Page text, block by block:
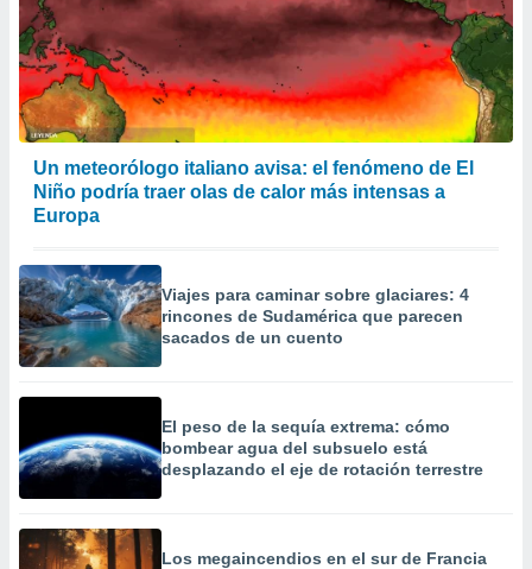
Un meteorólogo italiano avisa: el fenómeno de El
Niño podría traer olas de calor más intensas a
Europa
Viajes para caminar sobre glaciares: 4
rincones de Sudamérica que parecen
sacados de un cuento
El peso de la sequía extrema: cómo
bombear agua del subsuelo está
desplazando el eje de rotación terrestre
Los megaincendios en el sur de Francia